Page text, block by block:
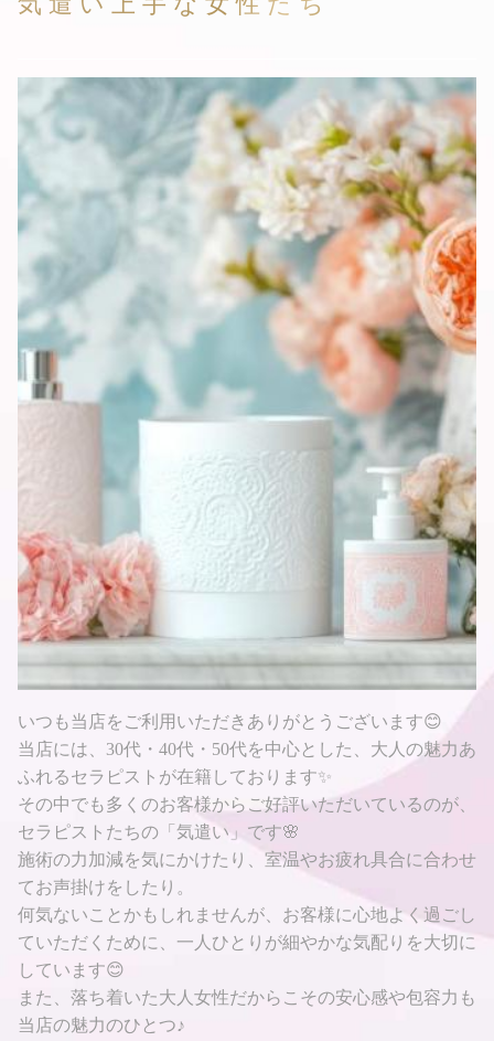
いつも当店をご利用いただきありがとうございます😊
当店には、30代・40代・50代を中心とした、大人の魅力あ
ふれるセラピストが在籍しております✨
その中でも多くのお客様からご好評いただいているのが、
セラピストたちの「気遣い」です🌸
施術の力加減を気にかけたり、室温やお疲れ具合に合わせ
てお声掛けをしたり。
何気ないことかもしれませんが、お客様に心地よく過ごし
ていただくために、一人ひとりが細やかな気配りを大切に
しています😊
また、落ち着いた大人女性だからこその安心感や包容力も
当店の魅力のひとつ♪